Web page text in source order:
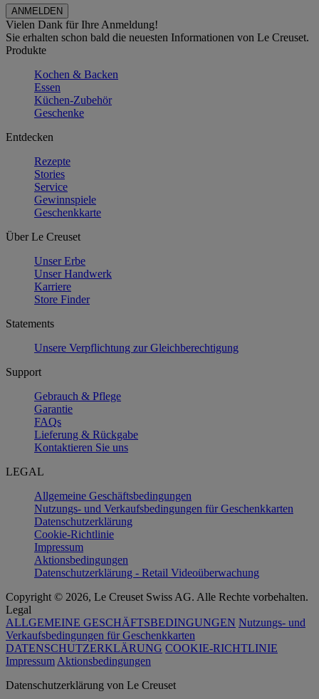
Vielen Dank für Ihre Anmeldung!
Sie erhalten schon bald die neuesten Informationen von Le Creuset.
Produkte
Kochen & Backen
Essen
Küchen-Zubehör
Geschenke
Entdecken
Rezepte
Stories
Service
Gewinnspiele
Geschenkkarte
Über Le Creuset
Unser Erbe
Unser Handwerk
Karriere
Store Finder
Statements
Unsere Verpflichtung zur Gleichberechtigung
Support
Gebrauch & Pflege
Garantie
FAQs
Lieferung & Rückgabe
Kontaktieren Sie uns
LEGAL
Allgemeine Geschäftsbedingungen
Nutzungs- und Verkaufsbedingungen für Geschenkkarten
Datenschutzerklärung
Cookie-Richtlinie
Impressum
Aktionsbedingungen
Datenschutzerklärung - Retail Videoüberwachung
Copyright © 2026, Le Creuset Swiss AG. Alle Rechte vorbehalten.
Legal
ALLGEMEINE GESCHÄFTSBEDINGUNGEN Nutzungs- und
Verkaufsbedingungen für Geschenkkarten
DATENSCHUTZERKLÄRUNG COOKIE-RICHTLINIE
Impressum Aktionsbedingungen
Datenschutz­erklärung von Le Creuset